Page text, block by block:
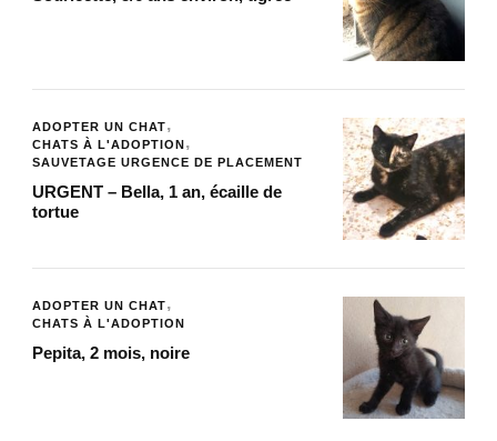
ADOPTER UN CHAT
CHATS À L'ADOPTION
SAUVETAGE URGENCE DE PLACEMENT
URGENT – Bella, 1 an, écaille de
tortue
ADOPTER UN CHAT
CHATS À L'ADOPTION
Pepita, 2 mois, noire